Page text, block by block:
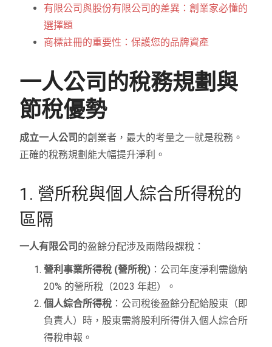
有限公司與股份有限公司的差異：創業家必懂的
選擇題
商標註冊的重要性：保護您的品牌資產
一人公司的稅務規劃與
節稅優勢
成立一人公司 的創業者，最大的考量之一就是稅務。
正確的稅務規劃能大幅提升淨利。
1. 營所稅與個人綜合所得稅的
區隔
一人有限公司 的盈餘分配涉及兩階段課稅：
營利事業所得稅 (營所稅) ：公司年度淨利需繳納
20% 的營所稅（2023 年起）。
個人綜合所得稅 ：公司稅後盈餘分配給股東（即
負責人）時，股東需將股利所得併入個人綜合所
得稅申報。